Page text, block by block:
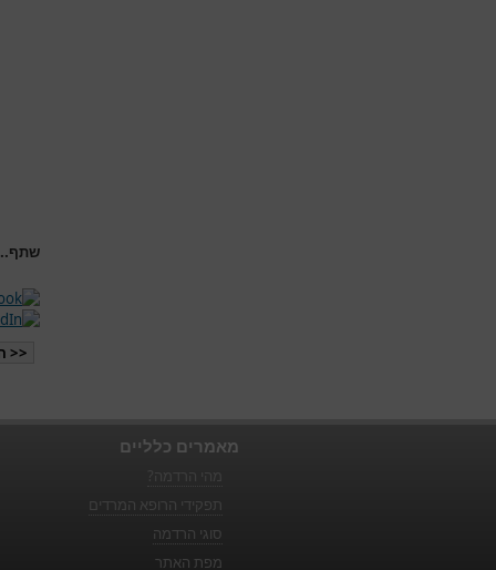
<<
מאמרים כלליים
תפקידי הרופא המרדים
סוגי הרדמה
מפת האתר